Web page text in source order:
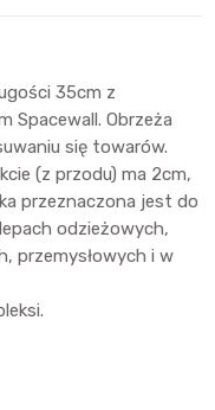
35cm z
Spacewall. Obrzeża
się towarów.
(z przodu) ma 2cm,
przeznaczona jest do
odzieżowych,
przemysłowych i w